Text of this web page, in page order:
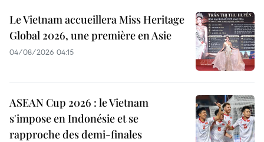
Le Vietnam accueillera Miss Heritage
Global 2026, une première en Asie
04/08/2026 04:15
ASEAN Cup 2026 : le Vietnam
s'impose en Indonésie et se
rapproche des demi-finales